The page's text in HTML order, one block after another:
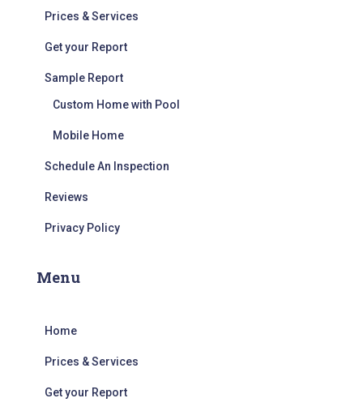
Prices​ & Services
Get your Report
Sample Report
Custom Home with Pool
Mobile Home
Schedule An Inspection
Reviews
Privacy Policy
Menu
Home
Prices​ & Services
Get your Report